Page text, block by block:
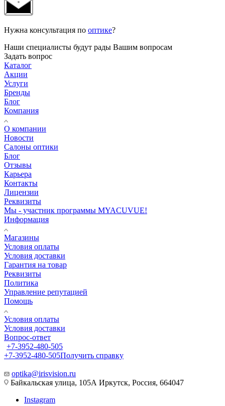
Нужна консультация по оптике?
Наши специалисты будут рады Вашим вопросам
Задать вопрос
Каталог
Акции
Услуги
Бренды
Блог
Компания
О компании
Новости
Салоны оптики
Блог
Отзывы
Карьера
Контакты
Лицензии
Реквизиты
Мы - участник программы MYACUVUE!
Информация
Магазины
Условия оплаты
Условия доставки
Гарантия на товар
Реквизиты
Политика
Управление репутацией
Помощь
Условия оплаты
Условия доставки
Вопрос-ответ
+7-3952-480-505
+7-3952-480-505Получить справку
optika@irisvision.ru
Байкальская улица, 105А Иркутск, Россия, 664047
Instagram